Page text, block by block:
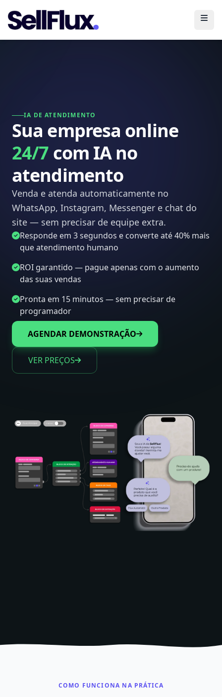
IA DE ATENDIMENTO
Sua empresa online
24/7 com IA no
atendimento
Venda e atenda automaticamente no
WhatsApp, Instagram, Messenger e chat do
site — sem precisar de equipe extra.
Responde em 3 segundos e converte até 40% mais
que atendimento humano
ROI garantido — pague apenas com o aumento
das suas vendas
Pronta em 15 minutos — sem precisar de
programador
AGENDAR DEMONSTRAÇÃO
VER PREÇOS
COMO FUNCIONA NA PRÁTICA